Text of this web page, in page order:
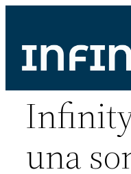
contenuto
una